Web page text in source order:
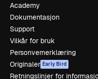
Academy
Dokumentasjon
Support
Vilkår for bruk
Personvernerklæring
Originaler Early Bird
Retningslinjer for